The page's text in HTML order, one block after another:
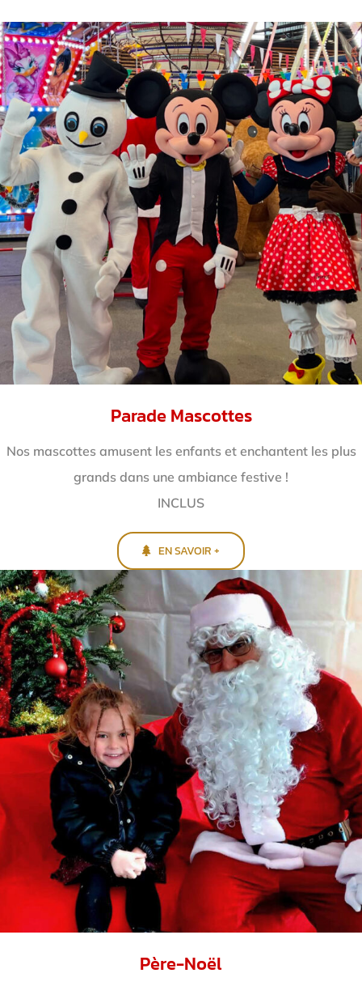
Parade Mascottes
Nos mascottes amusent les enfants et enchantent les plus
grands dans une ambiance festive !
INCLUS
EN SAVOIR +
Père-Noël